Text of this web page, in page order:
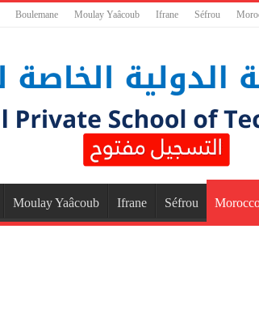
Boulemane Moulay Yaâcoub Ifrane Séfrou
Moulay Yaâcoub Ifrane Séfrou